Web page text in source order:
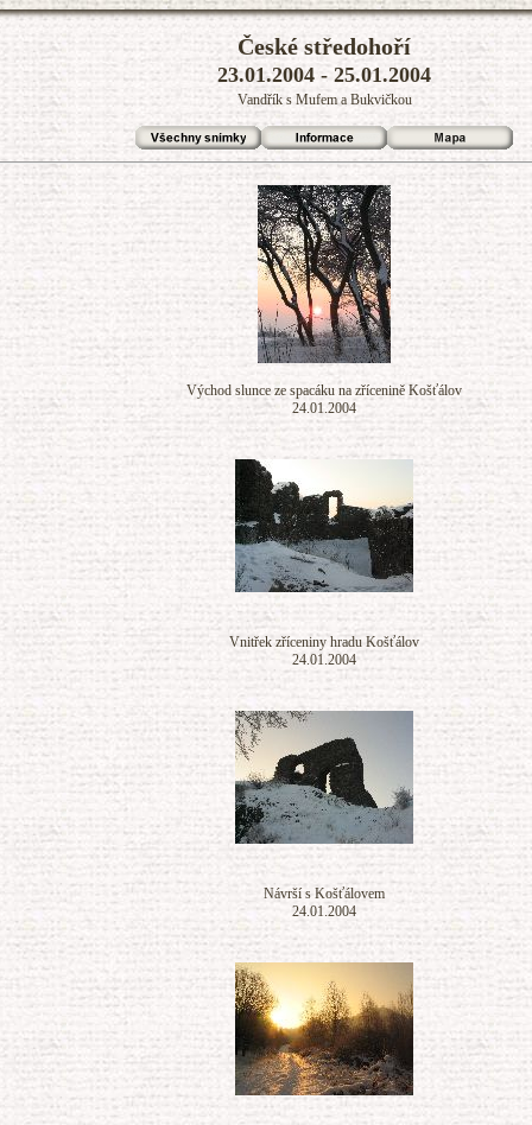
České středohoří
23.01.2004 - 25.01.2004
Vandřík s Mufem a Bukvičkou
Východ slunce ze spacáku na zřícenině Košťálov
24.01.2004
Vnitřek zříceniny hradu Košťálov
24.01.2004
Návrší s Košťálovem
24.01.2004